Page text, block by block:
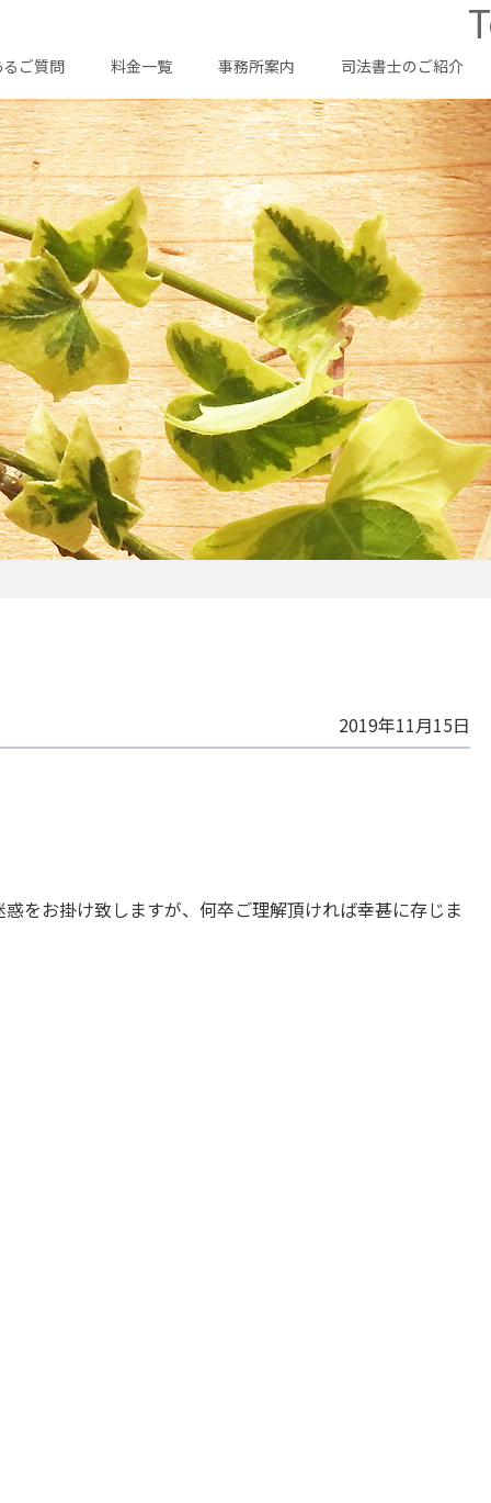
ご質問 料金一覧 事務所案内 司法書士のご紹介
2019年11月15日
をお掛け致しますが、何卒ご理解頂ければ幸甚に存じま